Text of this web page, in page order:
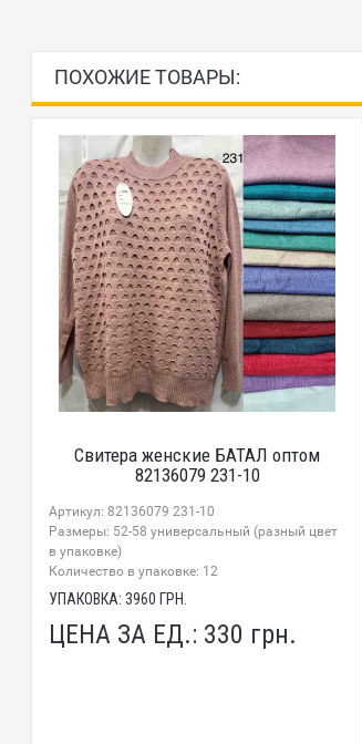
ПОХОЖИЕ ТОВАРЫ:
Свитера женские БАТАЛ оптом
82136079 231-10
Артикул: 82136079 231-10
Размеры: 52-58 универсальный (разный цвет
в упаковке)
Количество в упаковке: 12
УПАКОВКА:3960 ГРН.
ЦЕНА ЗА ЕД.: 330 грн.